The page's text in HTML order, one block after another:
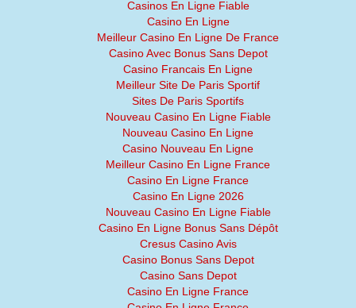
Casinos En Ligne Fiable
Casino En Ligne
Meilleur Casino En Ligne De France
Casino Avec Bonus Sans Depot
Casino Francais En Ligne
Meilleur Site De Paris Sportif
Sites De Paris Sportifs
Nouveau Casino En Ligne Fiable
Nouveau Casino En Ligne
Casino Nouveau En Ligne
Meilleur Casino En Ligne France
Casino En Ligne France
Casino En Ligne 2026
Nouveau Casino En Ligne Fiable
Casino En Ligne Bonus Sans Dépôt
Cresus Casino Avis
Casino Bonus Sans Depot
Casino Sans Depot
Casino En Ligne France